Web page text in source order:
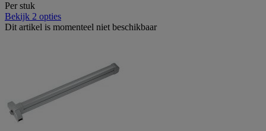
Per stuk
Bekijk 2 opties
Dit artikel is momenteel niet beschikbaar